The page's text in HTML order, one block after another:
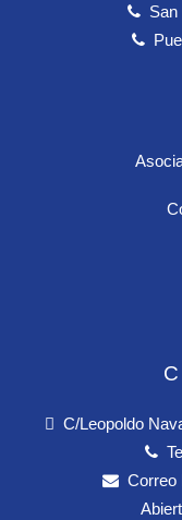
San
C/Leopoldo
Correo